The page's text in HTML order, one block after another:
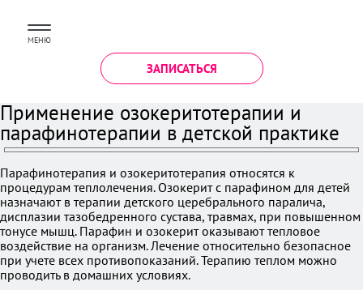
МЕНЮ
ЗАПИСАТЬСЯ
Применение озокеритотерапии и
парафинотерапии в детской практике
Парафинотерапия и озокеритотерапия относятся к
процедурам теплолечения. Озокерит с парафином для детей
назначают в терапии детского церебрального паралича,
дисплазии тазобедренного сустава, травмах, при повышенном
тонусе мышц. Парафин и озокерит оказывают тепловое
воздействие на организм. Лечение относительно безопасное
при учете всех противопоказаний. Терапию теплом можно
проводить в домашних условиях.